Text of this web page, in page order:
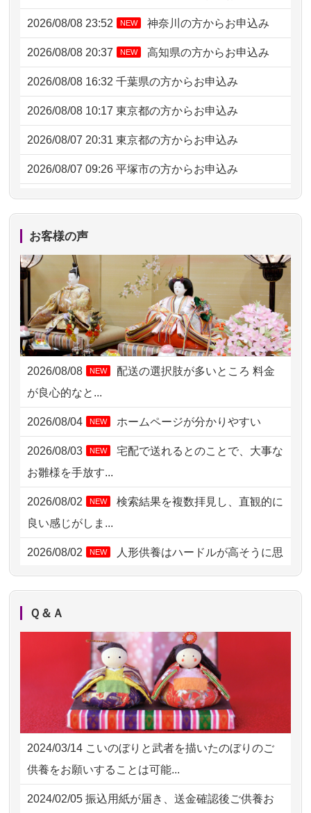
2026/08/08 23:52 NEW 神奈川の方からお申込み
2026/08/08 20:37 NEW 高知県の方からお申込み
2026/08/08 16:32 千葉県の方からお申込み
2026/08/08 10:17 東京都の方からお申込み
2026/08/07 20:31 東京都の方からお申込み
2026/08/07 09:26 平塚市の方からお申込み
2026/08/06 21:28 埼玉県の方からお申込み
2026/08/06 17:56
2026/08/06 10:06 茨城県の方からお申込み
2026/08/06 09:17 三重県の方からお申込み
2026/08/06 06:48 横浜市の方からお申込み
2026/08/05 15:07 東京都の方からお申込み
2026/08/05 11:33 神奈川の方からお申込み
2026/08/04 17:34
千葉県の方からお申込み
東京都の方からお申込み
2026/08/04 00:38 中野区の方からお申込み
2026/08/03 21:17
2026/08/02 18:47 虎ノ門の方からお申込み
2026/08/02 11:15 千葉県の方からお申込み
2026/08/02 10:39
2026/08/02 09:15 神奈川の方からお申込み
2026/08/02 06:46 相模原の方からお申込み
2026/08/01 19:28 東京都の方からお申込み
2026/08/01 17:10 東京都の方からお申込み
2026/08/01 11:07 さいたの方からお申込み
2026/07/31 17:28 栃木県の方からお申込み
お客様の声
2026/08/08 NEW
配送の選択肢が多いところ 料金
が良心的なと...
2026/08/04 NEW ホームページが分かりやすい
2026/08/03 NEW
宅配で送れるとのことで、大事な
お雛様を手放す...
2026/08/02 NEW
検索結果を複数拝見し、直観的に
良い感じがしま...
2026/08/02 NEW
人形供養はハードルが高そうに思
えるのですが、...
NEW
お人形の仕分けなども丁寧に行う
様子から、大切...
2026/07/25供養の内容（料金や送り方等）がとて
も丁寧に説...
2026/07/18 つい先日も利用させていただきまし
た。 手続...
2026/07/18 大切にしていたお人形をきちんと供養
Ｑ＆Ａ
2024/03/14 こいのぼりと武者を描いたのぼりのご
供養をお願いすることは可能...
2024/02/05 振込用紙が届き、送金確認後ご供養お